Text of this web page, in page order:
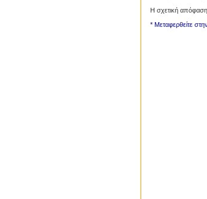
Η σχετική
* Μεταφερθείτε